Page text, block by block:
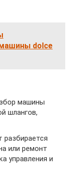
dolce
машины
шлангов,
разбирается
или ремонт
управления и